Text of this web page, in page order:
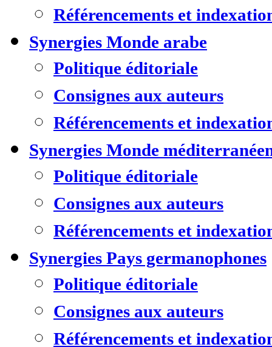
Référencements et
Synergies Monde arabe
Politique éditoriale
Consignes aux auteurs
Référencements et
Synergies Monde
Politique éditoriale
Consignes aux auteurs
Référencements et
Synergies Pays germanophones
Politique éditoriale
Consignes aux auteurs
Référencements et